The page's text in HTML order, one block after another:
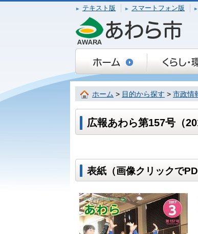
テキスト版 スマートフォン版
ホーム > 目的から探す > 市政情
広報あわら第157号（
表紙（画像クリックで